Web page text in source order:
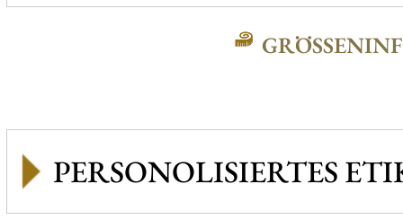
GRÖSSENINFO
PERSONOLISIERTES